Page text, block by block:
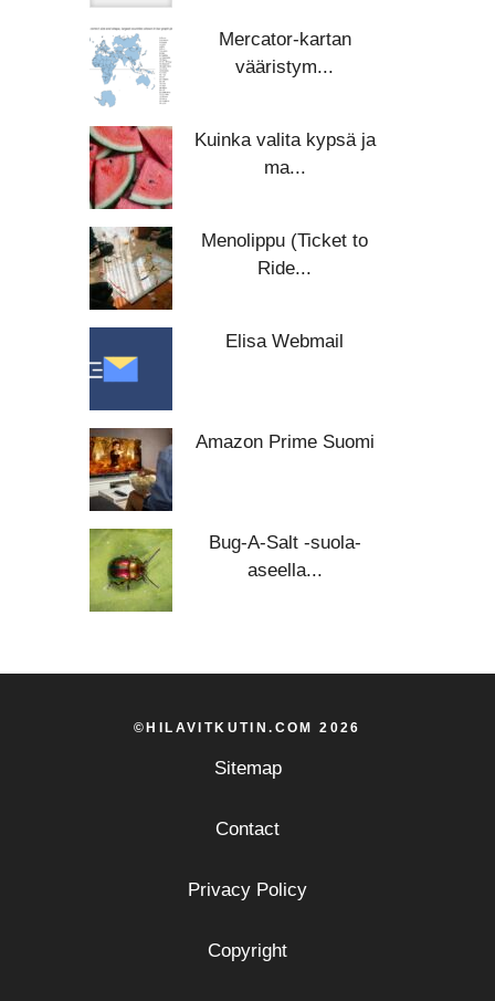
Mercator-kartan
vääristym...
Kuinka valita kypsä ja
ma...
Menolippu (Ticket to
Ride...
Elisa Webmail
Amazon Prime Suomi
Bug-A-Salt -suola-
aseella...
©HILAVITKUTIN.COM 2026
Sitemap
Contact
Privacy Policy
Copyright